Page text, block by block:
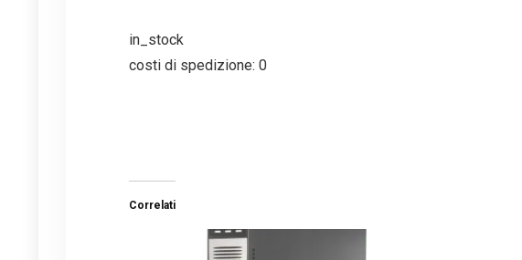
in_stock
costi di spedizione: 0
Correlati